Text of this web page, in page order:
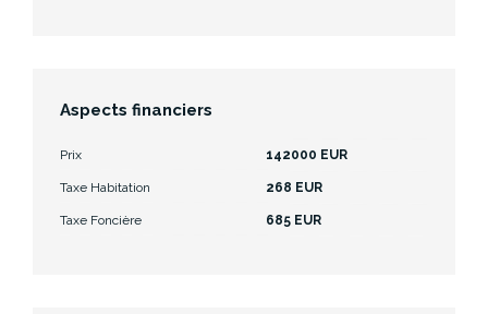
Aspects financiers
Prix 142000 EUR
Taxe Habitation 268 EUR
Taxe Foncière 685 EUR